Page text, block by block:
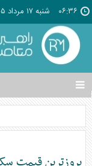
۰۶:۳۶ شنبه ۱۷ مرداد ۱۴۰۵
تغییر
وضعیت
منوی
ها